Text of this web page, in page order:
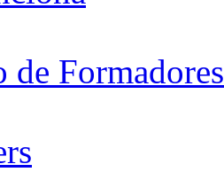
de Formadores